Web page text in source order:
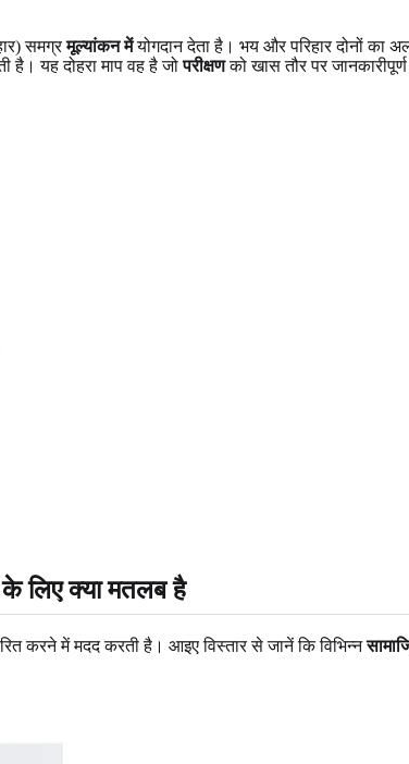
समग्रमूल्यांकन मेंयोगदान देता है। भय और परिहार दोनों
है। यह दोहरा माप वह है जोपरीक्षणको खास तौर पर जानकारीपूर्ण
लिए क्या मतलब है
करने में मदद करती है। आइए विस्तार से जानें कि विभिन्न